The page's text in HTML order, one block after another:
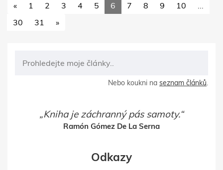
« 1 2 3 4 5 6 7 8 9 10
...
30
31 »
Nebo koukni na seznam článků.
Kniha je záchranný pás samoty.
Ramón Gómez De La Serna
Odkazy